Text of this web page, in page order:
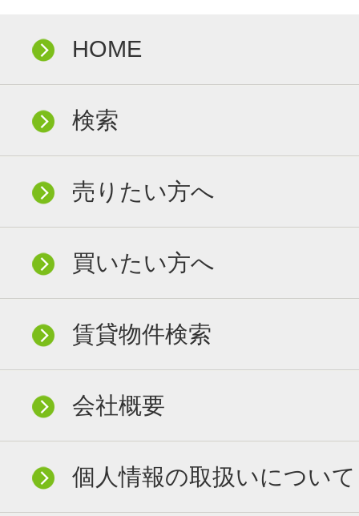
HOME
検索
売りたい方へ
買いたい方へ
賃貸物件検索
会社概要
個人情報の取扱いについて